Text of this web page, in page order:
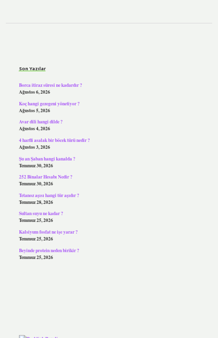
Son Yazılar
Borca itiraz süresi ne kadardır ?
Ağustos 6, 2026
Koç hangi gezegeni yönetiyor ?
Ağustos 5, 2026
Avar dili hangi dilde ?
Ağustos 4, 2026
4 harfli asalak bir böcek türü nedir ?
Ağustos 3, 2026
Şu an Şaban hangi kanalda ?
Temmuz 30, 2026
252 Binalar Hesabı Nedir ?
Temmuz 30, 2026
Tetanoz aşısı hangi tür aşıdır ?
Temmuz 28, 2026
Sultan suyu ne kadar ?
Temmuz 25, 2026
Kalsiyum fosfat ne işe yarar ?
Temmuz 25, 2026
Beyinde protein neden birikir ?
Temmuz 25, 2026